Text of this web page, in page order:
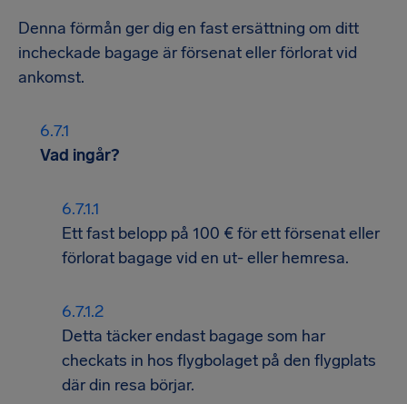
Denna förmån ger dig en fast ersättning om ditt
incheckade bagage är försenat eller förlorat vid
ankomst.
Vad ingår?
Ett fast belopp på 100 € för ett försenat eller
förlorat bagage vid en ut- eller hemresa.
Detta täcker endast bagage som har
checkats in hos flygbolaget på den flygplats
där din resa börjar.